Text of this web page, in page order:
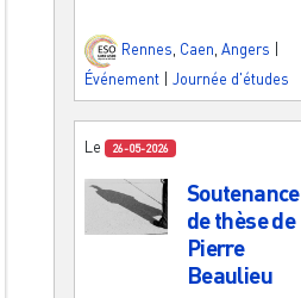
Rennes, Caen, Angers
Événement
Journée d'études
Le 26-05-2026
Soutenance
de thèse de
Pierre
Beaulieu